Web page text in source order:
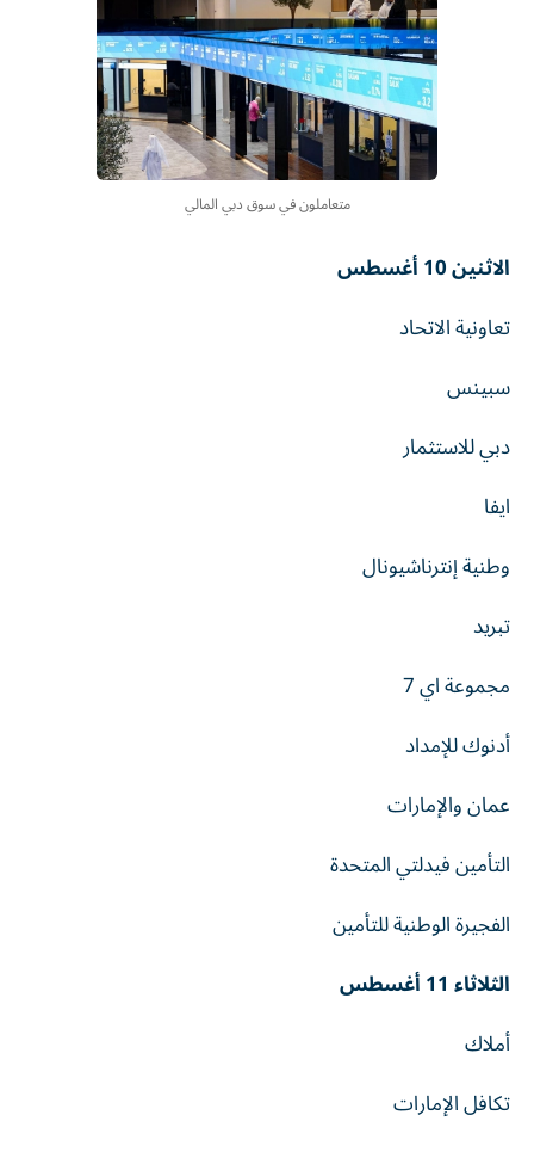
متعاملون في سوق دبي المالي
الاثنين 10 أغسطس
تعاونية الاتحاد
سبينس
دبي للاستثمار
ايفا
وطنية إنترناشيونال
تبريد
مجموعة اي 7
أدنوك للإمداد
عمان والإمارات
التأمين فيدلتي المتحدة
الفجيرة الوطنية للتأمين
الثلاثاء 11 أغسطس
أملاك
تكافل الإمارات